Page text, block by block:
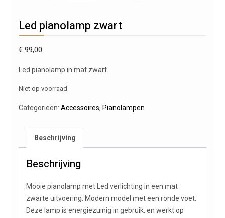
Led pianolamp zwart
€99,00
Led pianolamp in mat zwart
Niet op voorraad
Categorieën: Accessoires, Pianolampen
Beschrijving
Beschrijving
Mooie pianolamp met Led verlichting in een mat
zwarte uitvoering. Modern model met een ronde voet.
Deze lamp is energiezuinig in gebruik, en werkt op